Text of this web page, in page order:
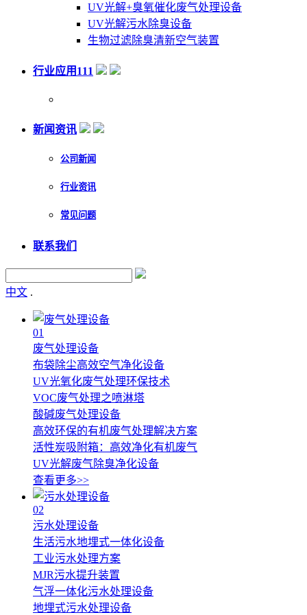
UV光解+臭氧催化废气处理设备
UV光解污水除臭设备
生物过滤除臭清新空气装置
行业应用111
新闻资讯
公司新闻
行业资讯
常见问题
联系我们
中文 .
01
废气处理设备
布袋除尘高效空气净化设备
UV光氧化废气处理环保技术
VOC废气处理之喷淋塔
酸碱废气处理设备
高效环保的有机废气处理解决方案
活性炭吸附箱：高效净化有机废气
UV光解废气除臭净化设备
查看更多>>
02
污水处理设备
生活污水地埋式一体化设备
工业污水处理方案
MJR污水提升装置
气浮一体化污水处理设备
地埋式污水处理设备